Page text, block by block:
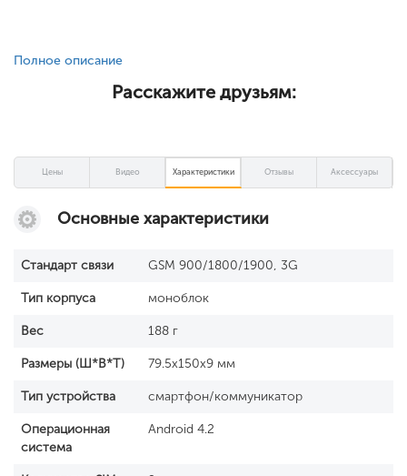
Полное описание
Расскажите друзьям:
Цены Видео Характеристики Отзывы Аксессуары
Основные характеристики
Стандарт связи GSM 900/1800/1900, 3G
Тип корпуса моноблок
Вес 188 г
Размеры (Ш*В*Т) 79.5x150x9 мм
Тип устройства смартфон/коммуникатор
Операционная
система
Android 4.2